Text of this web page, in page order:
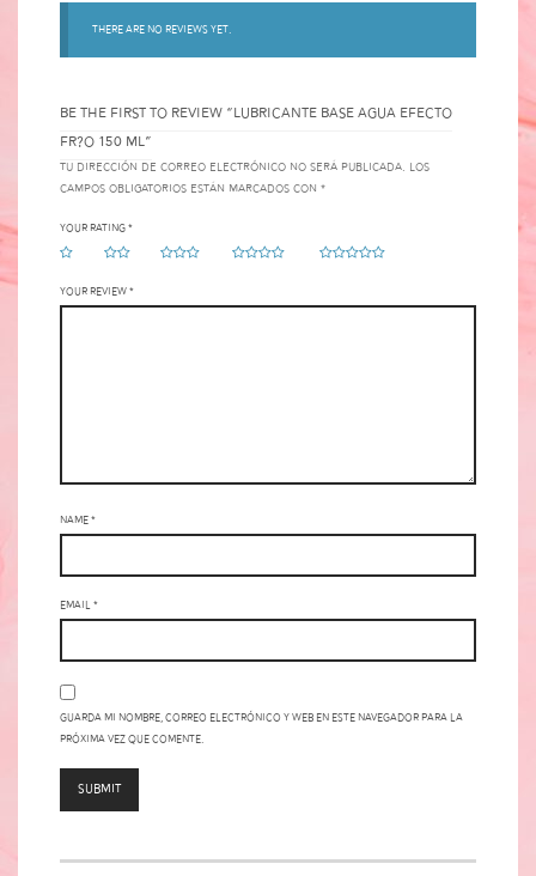
There are no reviews yet.
BE THE FIRST TO REVIEW “LUBRICANTE BASE AGUA EFECTO
FR?O 150 ML”
Tu dirección de correo electrónico no será publicada. Los
campos obligatorios están marcados con *
Your rating*
Your review*
Name*
Email*
Guarda mi nombre, correo electrónico y web en este navegador para la
próxima vez que comente.